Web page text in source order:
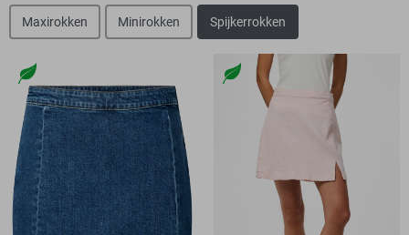
Maxirokken Minirokken Spijkerrokken